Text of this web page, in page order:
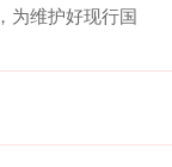
为维护好现行国